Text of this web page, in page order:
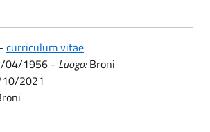
- curriculum vitae
1956 - Luogo:Broni
2021